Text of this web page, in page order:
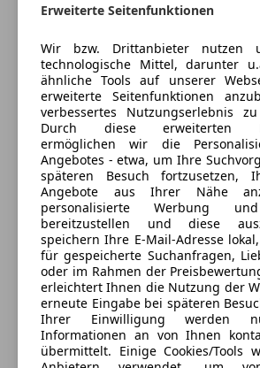
Deine Nachricht
3 ähnliche Fahrzeuge
Ich erlaube den Händlern
Fahrzeuge mich zu
Dein Name
Erweiterte Seitenfunktionen
Wir bzw. Drittanbieter nutzen
technologische Mittel, darunter
ähnliche Tools auf unserer
erweiterte Seitenfunktionen
verbessertes Nutzungserlebnis
Durch diese erweiterten
ermöglichen wir die
Angebotes - etwa, um Ihre
späteren Besuch fortzusetzen,
Angebote aus Ihrer Nähe
personalisierte Werbung
bereitzustellen und diese
speichern Ihre E-Mail-Adresse
für gespeicherte Suchanfragen,
oder im Rahmen der
erleichtert Ihnen die Nutzung der
erneute Eingabe bei späteren
Ihrer Einwilligung werden
Informationen an von Ihnen
übermittelt. Einige Cookies/Tools